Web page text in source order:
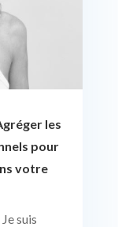
les
pour
votre
suis